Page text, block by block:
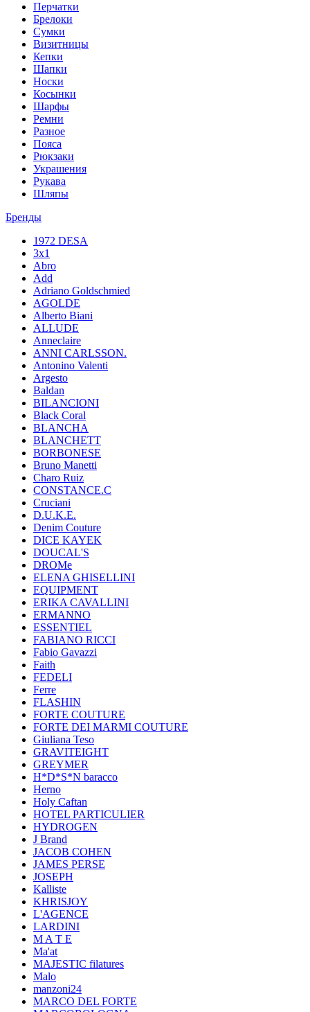
Перчатки
Брелоки
Сумки
Визитницы
Кепки
Шапки
Носки
Косынки
Шарфы
Ремни
Разное
Пояса
Рюкзаки
Украшения
Рукава
Шляпы
Бренды
1972 DESA
3x1
Abro
Add
Adriano Goldschmied
AGOLDE
Alberto Biani
ALLUDE
Anneclaire
ANNI CARLSSON.
Antonino Valenti
Argesto
Baldan
BILANCIONI
Black Coral
BLANCHA
BLANCHETT
BORBONESE
Bruno Manetti
Charo Ruiz
CONSTANCE.C
Cruciani
D.U.K.E.
Denim Couture
DICE KAYEK
DOUCAL'S
DROMe
ELENA GHISELLINI
EQUIPMENT
ERIKA CAVALLINI
ERMANNO
ESSENTIEL
FABIANO RICCI
Fabio Gavazzi
Faith
FEDELI
Ferre
FLASHIN
FORTE COUTURE
FORTE DEI MARMI COUTURE
Giuliana Teso
GRAVITEIGHT
GREYMER
H*D*S*N baracco
Herno
Holy Caftan
HOTEL PARTICULIER
HYDROGEN
J Brand
JACOB COHEN
JAMES PERSE
JOSEPH
Kalliste
KHRISJOY
L'AGENCE
LARDINI
M A T E
Ma'at
MAJESTIC filatures
Malo
manzoni24
MARCO DEL FORTE